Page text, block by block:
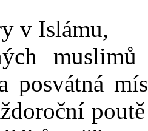
v Islámu,
posvátná